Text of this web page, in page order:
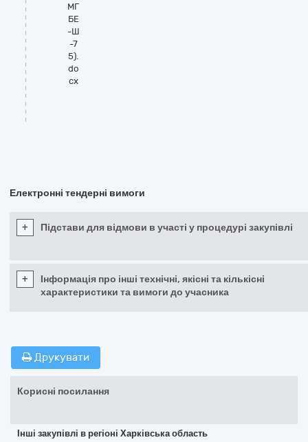
МГ
БЕ
-Ш
-7
5).
do
cx
Електронні тендерні вимоги
+ Підстави для відмови в участі у процедурі закупівлі
+
Інформація про інші технічні, якісні та кількісні
характеристики та вимоги до учасника
Друкувати
Корисні посилання
Інші закупівлі в регіоні Харківська область